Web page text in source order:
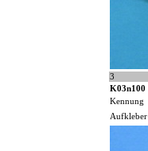
3
K03n100
Kennung
Aufkleber